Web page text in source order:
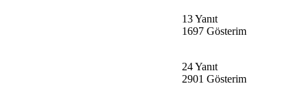
13 Yanıt
1697 Gösterim
24 Yanıt
2901 Gösterim